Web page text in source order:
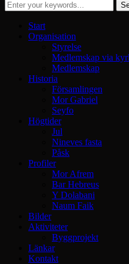
Start
Organisation
Styrelse
Medlemskap via
Medlemskap
Historia
Församlingen
Mor Gabriel
Seyfo
Högtider
Jul
Nineves fasta
Påsk
Profiler
Mor Afrem
Bar Hebreus
Y Dolabani
Naum Faik
Bilder
Aktiviteter
Byggprojekt
Länkar
Kontakt